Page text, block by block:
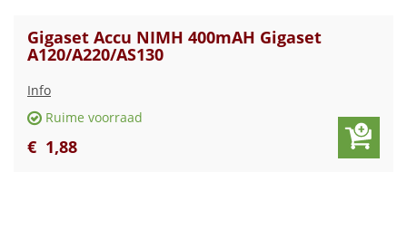
Gigaset Accu NIMH 400mAH Gigaset
A120/A220/AS130
Info
Ruime voorraad
€ 1,88